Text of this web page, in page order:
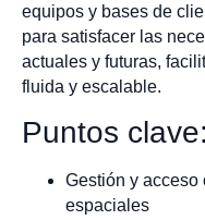
equipos y bases de
para satisfacer las
actuales y futuras,
fluida y escalable.
Puntos clave:
Gestión y acceso
espaciales